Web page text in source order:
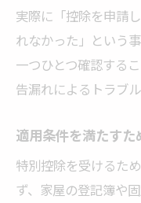
実際に「控除を申請
れなかった」という
一つひとつ確認する
告漏れによるトラブ
適用条件を満たす
特別控除を受けるた
ず、家屋の登記簿や